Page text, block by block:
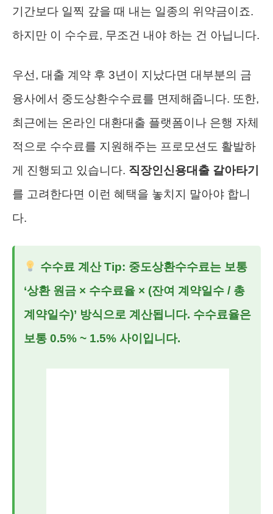
기간보다 일찍 갚을 때 내는 일종의 위약금이죠.
하지만 이 수수료, 무조건 내야 하는 건 아닙니다.
우선, 대출 계약 후 3년이 지났다면 대부분의 금
융사에서 중도상환수수료를 면제해줍니다. 또한,
최근에는 온라인 대환대출 플랫폼이나 은행 자체
적으로 수수료를 지원해주는 프로모션도 활발하
게 진행되고 있습니다. 직장인신용대출 갈아타기
를 고려한다면 이런 혜택을 놓치지 말아야 합니
다.
수수료 계산 Tip: 중도상환수수료는 보통
‘상환 원금 × 수수료율 × (잔여 계약일수 / 총
계약일수)’ 방식으로 계산됩니다. 수수료율은
보통 0.5% ~ 1.5% 사이입니다.